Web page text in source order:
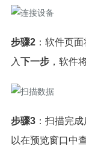
步骤2：软件页面
入下一步，软件
步骤3：扫描完
以在预览窗口中